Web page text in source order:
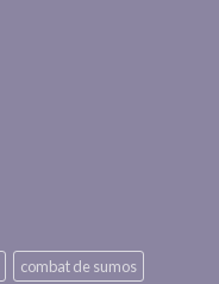
combat de sumos